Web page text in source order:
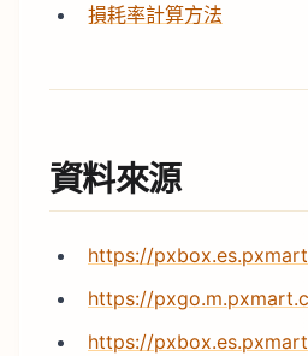
損耗率計算方法
資料來源
https://
https://
https://